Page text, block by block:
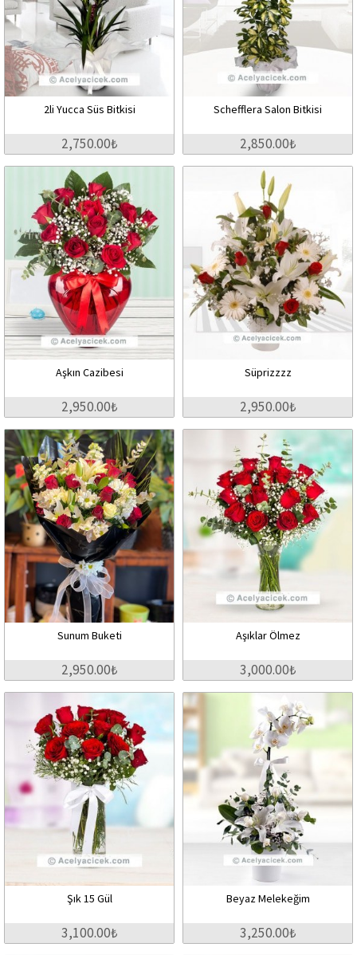
2li Yucca Süs Bitkisi
2,750.00₺
Schefflera Salon Bitkisi
2,850.00₺
Aşkın Cazibesi
2,950.00₺
Süprizzzz
2,950.00₺
Sunum Buketi
2,950.00₺
Aşıklar Ölmez
3,000.00₺
Şık 15 Gül
3,100.00₺
Beyaz Melekeğim
3,250.00₺